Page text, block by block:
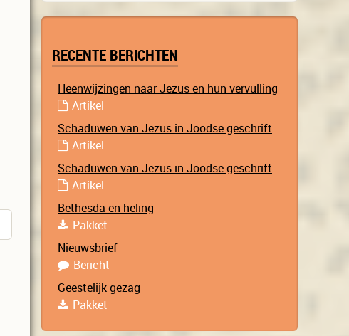
RECENTE BERICHTEN
Heenwijzingen naar Jezus en hun vervulling
Artikel
Schaduwen van Jezus in Joodse geschriften – Deel 2
Artikel
Schaduwen van Jezus in Joodse geschriften – Deel 1
Artikel
Bethesda en heling
Pakket
Nieuwsbrief
Bericht
Geestelijk gezag
Pakket